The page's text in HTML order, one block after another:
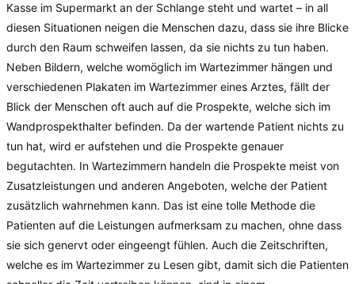
Kasse im Supermarkt an der Schlange steht und wartet – in all
diesen Situationen neigen die Menschen dazu, dass sie ihre Blicke
durch den Raum schweifen lassen, da sie nichts zu tun haben.
Neben Bildern, welche womöglich im Wartezimmer hängen und
verschiedenen Plakaten im Wartezimmer eines Arztes, fällt der
Blick der Menschen oft auch auf die Prospekte, welche sich im
Wandprospekthalter befinden. Da der wartende Patient nichts zu
tun hat, wird er aufstehen und die Prospekte genauer
begutachten. In Wartezimmern handeln die Prospekte meist von
Zusatzleistungen und anderen Angeboten, welche der Patient
zusätzlich wahrnehmen kann. Das ist eine tolle Methode die
Patienten auf die Leistungen aufmerksam zu machen, ohne dass
sie sich genervt oder eingeengt fühlen. Auch die Zeitschriften,
welche es im Wartezimmer zu Lesen gibt, damit sich die Patienten